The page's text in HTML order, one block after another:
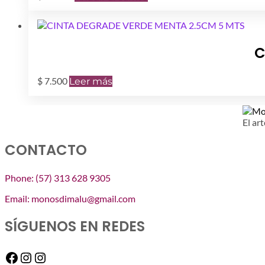
$ 7.500 Leer más
El
CONTACTO
Phone: (57) 313 628 9305
Email: monosdimalu@gmail.com
SÍGUENOS EN REDES
Facebook
Instagram
Instagram